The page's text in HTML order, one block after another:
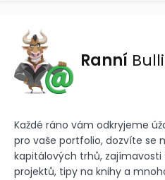
Ranní
Každé ráno vám odkryjeme
pro vaše portfolio, dozvíte se
kapitálových trhů, zajímavosti
projektů, tipy na knihy a